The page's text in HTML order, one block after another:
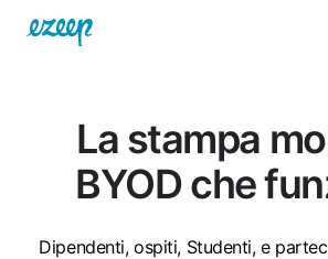
La stampa
BYOD che
Dipendenti, ospiti, Studenti, e